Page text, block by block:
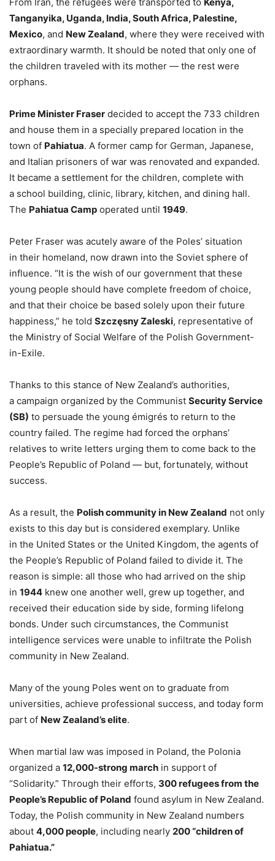
Tanganyika, Uganda, India, South Africa, Palestine,
Mexico, and New Zealand, where they were received with
extraordinary warmth. It should be noted that only one of
the children traveled with its mother — the rest were
orphans.
Prime Minister Fraser decided to accept the 733 children
and house them in a specially prepared location in the
town of Pahiatua. A former camp for German, Japanese,
and Italian prisoners of war was renovated and expanded.
It became a settlement for the children, complete with
a school building, clinic, library, kitchen, and dining hall.
The Pahiatua Camp operated until 1949.
Peter Fraser was acutely aware of the Poles’ situation
in their homeland, now drawn into the Soviet sphere of
influence. “It is the wish of our government that these
young people should have complete freedom of choice,
and that their choice be based solely upon their future
happiness,” he told Szczęsny Zaleski, representative of
the Ministry of Social Welfare of the Polish Government-
in-Exile.
Thanks to this stance of New Zealand’s authorities,
a campaign organized by the Communist Security Service
(SB) to persuade the young émigrés to return to the
country failed. The regime had forced the orphans’
relatives to write letters urging them to come back to the
People’s Republic of Poland — but, fortunately, without
success.
As a result, the Polish community in New Zealand not only
exists to this day but is considered exemplary. Unlike
in the United States or the United Kingdom, the agents of
the People’s Republic of Poland failed to divide it. The
reason is simple: all those who had arrived on the ship
in 1944 knew one another well, grew up together, and
received their education side by side, forming lifelong
bonds. Under such circumstances, the Communist
intelligence services were unable to infiltrate the Polish
community in New Zealand.
Many of the young Poles went on to graduate from
universities, achieve professional success, and today form
part of New Zealand’s elite.
When martial law was imposed in Poland, the Polonia
organized a 12,000-strong march in support of
“Solidarity.” Through their efforts, 300 refugees from the
People’s Republic of Poland found asylum in New Zealand.
Today, the Polish community in New Zealand numbers
about 4,000 people, including nearly 200 “children of
Pahiatua.”